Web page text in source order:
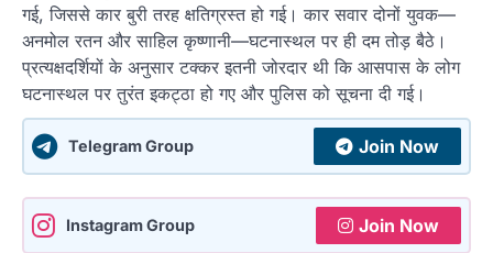
गई, जिससे कार बुरी तरह क्षतिग्रस्त हो गई। कार सवार दोनों युवक—
अनमोल रतन और साहिल कृष्णानी—घटनास्थल पर ही दम तोड़ बैठे।
प्रत्यक्षदर्शियों के अनुसार टक्कर इतनी जोरदार थी कि आसपास के लोग
घटनास्थल पर तुरंत इकट्ठा हो गए और पुलिस को सूचना दी गई।
Telegram Group Join Now
Instagram Group Join Now